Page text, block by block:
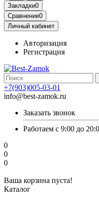
Закладки0
Сравнение0
Личный кабинет
Авторизация
Регистрация
+7(903)005-03-01
info@best-zamok.ru
Заказать звонок
Работаем с 9:00 до
0
0
0
Ваша корзина пуста!
Каталог